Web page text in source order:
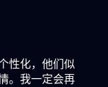
性化，他们似
。我一定会再